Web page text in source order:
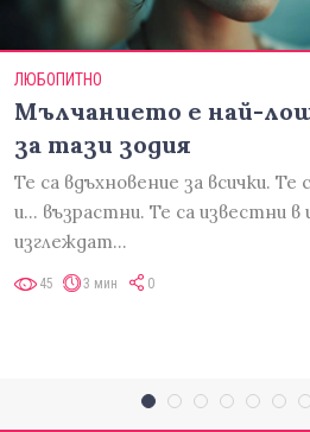
ЛЮБОПИТНО
Мълчанието е най-
за тази зодия
Те са вдъхновение за всички. Те
и... възрастни. Те са известни
изглеждат…
45 3 мин 0